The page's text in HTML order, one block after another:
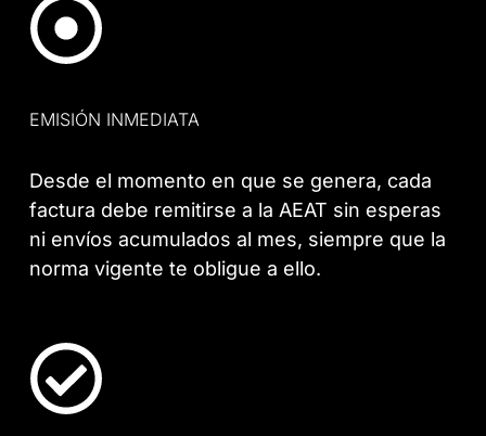
EMISIÓN INMEDIATA
Desde el momento en que se genera, cada
factura debe remitirse a la AEAT sin esperas
ni envíos acumulados al mes, siempre que la
norma vigente te obligue a ello.